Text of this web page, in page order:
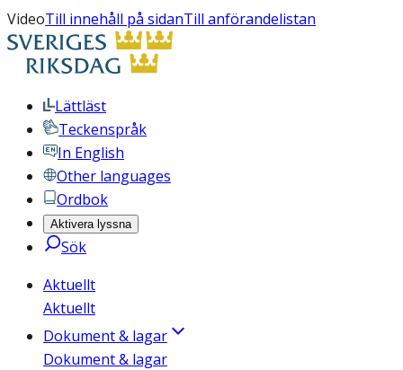
VideoTill innehåll på sidanTill anförandelistan
Lättläst
Teckenspråk
In English
Other languages
Ordbok
Aktivera lyssna
Sök
Aktuellt
Aktuellt
Dokument & lagar
Dokument & lagar